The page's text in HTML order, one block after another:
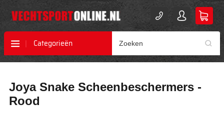
Categorieën
naar
het
einde
naar
het
begin
Joya Snake Scheenbeschermers -
Rood